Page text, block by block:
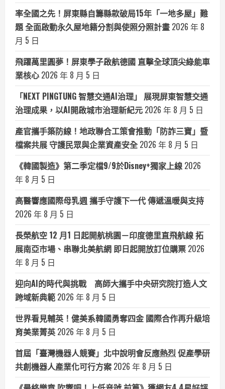
率全國之先！屏東縣自籌縣款破局15年「一地多屋」難
題 全面啟動永久屋地籍分割與使照分照計畫 2026 年 8
月 5 日
飛躍萬里圓夢！屏東學子啟航德國 直擊全球頂尖綠能車
業核心 2026 年 8 月 5 日
「NEXT PINGTUNG 智慧交通AI治理」 展現屏東智慧交通
治理成果，以AI開啟城市治理新紀元 2026 年 8 月 5 日
產官攜手築防線！地政聯合工策會推動「防詐三寶」暨
檔案共展 守護民眾與企業資產安全 2026 年 8 月 5 日
《韓國製造》第二季定檔9/9於Disney+獨家上線 2026
年 8 月 5 日
高醫響應國際母乳週 攜手守護下一代 傳遞溫暖與支持
2026 年 8 月 5 日
長榮航空 12 月1 日起開航桃園－印度德里直飛航線 拓
展南亞市場、串聯北美航網 即日起開放訂位購票 2026
年 8 月 5 日
迎向AI的時代與挑戰 高師大攜手中央研究院打造人文
跨域新典範 2026 年 8 月 5 日
世界看見輔英！健美系韓國勇奪四金 國際合作再升級培
育美業菁英 2026 年 8 月 5 日
首屆「臺灣機器人競賽」北中說明會反應熱烈 促產學研
共創機器人產業化可行方案 2026 年 8 月 5 日